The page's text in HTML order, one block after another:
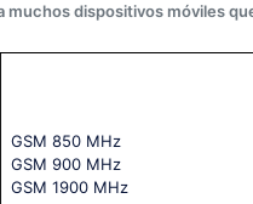
muchos dispositivos móviles
GSМ 850 МНz
GSМ 900 МНz
GSМ 1900 МНz